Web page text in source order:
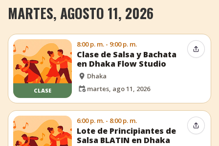
MARTES, AGOSTO 11, 2026
CLASE
8:00 p. m. - 9:00 p. m.
Clase de Salsa y Bachata
en Dhaka Flow Studio
Dhaka
martes, ago 11, 2026
6:00 p. m. - 8:00 p. m.
Lote de Principiantes de
Salsa BLATIN en Dhaka